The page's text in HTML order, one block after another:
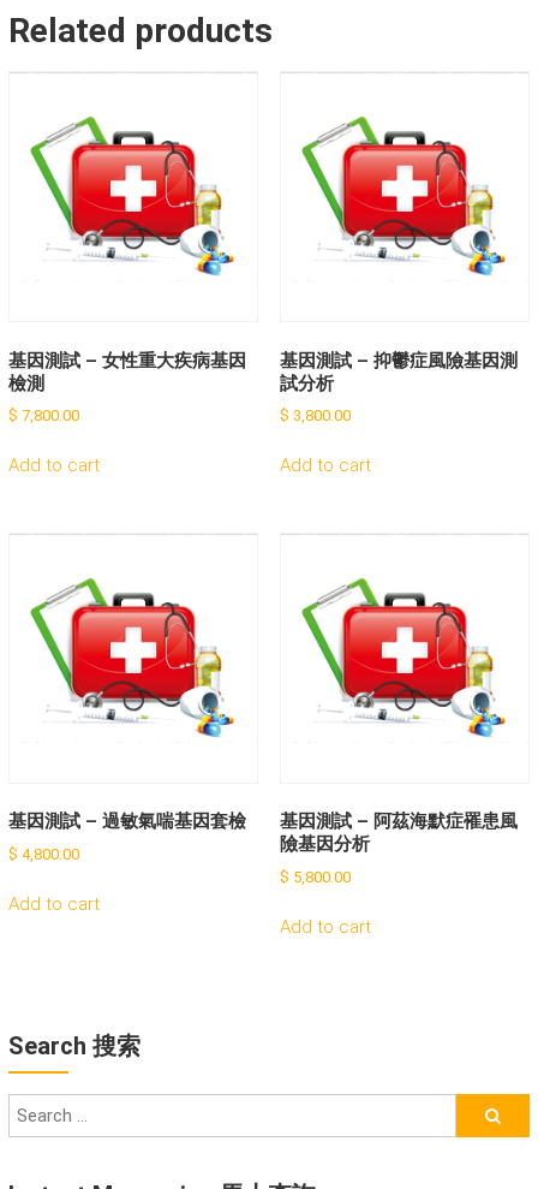
Related products
基因測試 – 女性重大疾病基因
檢測
$ 7,800.00
Add to cart
基因測試 – 抑鬱症風險基因測
試分析
$ 3,800.00
Add to cart
基因測試 – 過敏氣喘基因套檢
$ 4,800.00
Add to cart
基因測試 – 阿茲海默症罹患風
險基因分析
$ 5,800.00
Add to cart
Search 搜索